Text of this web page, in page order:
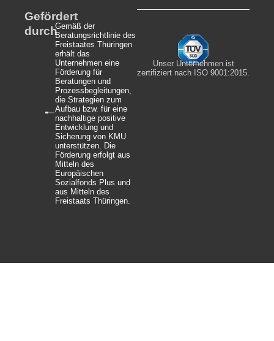
Gefördert
durchGemäß der
Beratungsrichtlinie des
Freistaates Thüringen
erhält das
Unternehmen eine
Förderung für
Beratungen und
Prozessbegleitungen,
die Strategien zum
Aufbau bzw. für eine
nachhaltige positive
Entwicklung und
Sicherung von KMU
unterstützen. Die
Förderung erfolgt aus
Mitteln des
Europäischen
Sozialfonds Plus und
aus Mitteln des
Freistaats Thüringen.
Unser Unternehmen ist
zertifiziert nach ISO 9001:2015.